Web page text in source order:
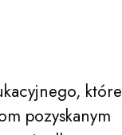
które
pozyskanym